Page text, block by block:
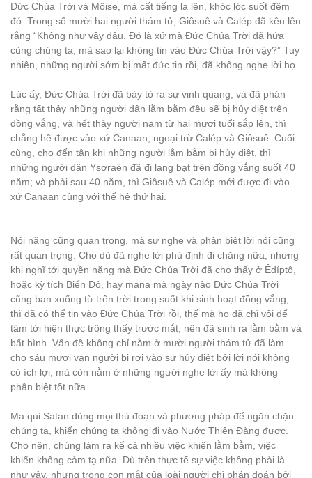
Đức Chúa Trời và Môise, mà cất tiếng la lên, khóc lóc suốt đêm
đó. Trong số mười hai người thám tử, Giôsuê và Calép đã kêu lên
rằng “Không như vậy đâu. Đó là xứ mà Đức Chúa Trời đã hứa
cùng chúng ta, mà sao lại không tin vào Đức Chúa Trời vậy?” Tuy
nhiên, những người sớm bị mất đức tin rồi, đã không nghe lời họ.
Lúc ấy, Đức Chúa Trời đã bày tỏ ra sự vinh quang, và đã phán
rằng tất thảy những người dân lằm bằm đều sẽ bị hủy diệt trên
đồng vắng, và hết thảy người nam từ hai mươi tuổi sắp lên, thì
chẳng hề được vào xứ Canaan, ngoại trừ Calép và Giôsuê. Cuối
cùng, cho đến tận khi những người lằm bằm bị hủy diệt, thì
những người dân Ysơraên đã đi lang bạt trên đồng vắng suốt 40
năm; và phải sau 40 năm, thì Giôsuê và Calép mới được đi vào
xứ Canaan cùng với thế hệ thứ hai.
Nói năng cũng quan trọng, mà sự nghe và phân biệt lời nói cũng
rất quan trọng. Cho dù đã nghe lời phủ định đi chăng nữa, nhưng
khi nghĩ tới quyền năng mà Đức Chúa Trời đã cho thấy ở Êdíptô,
hoặc kỳ tích Biển Đỏ, hay mana mà ngày nào Đức Chúa Trời
cũng ban xuống từ trên trời trong suốt khi sinh hoạt đồng vắng,
thì đã có thể tin vào Đức Chúa Trời rồi, thế mà họ đã chỉ vội để
tâm tới hiện thực trông thấy trước mắt, nên đã sinh ra lằm bằm và
bất bình. Vấn đề không chỉ nằm ở mười người thám tử đã làm
cho sáu mươi vạn người bị rơi vào sự hủy diệt bởi lời nói không
có ích lợi, mà còn nằm ở những người nghe lời ấy mà không
phân biệt tốt nữa.
Ma quỉ Satan dùng mọi thủ đoạn và phương pháp để ngăn chặn
chúng ta, khiến chúng ta không đi vào Nước Thiên Đàng được.
Cho nên, chúng làm ra kể cả nhiều việc khiến lằm bằm, việc
khiến không cảm tạ nữa. Dù trên thực tế sự việc không phải là
như vậy, nhưng trong con mắt của loài người chỉ phán đoán bởi